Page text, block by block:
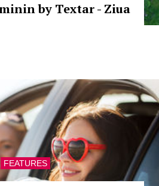
by Textar - Ziua
FEATURES